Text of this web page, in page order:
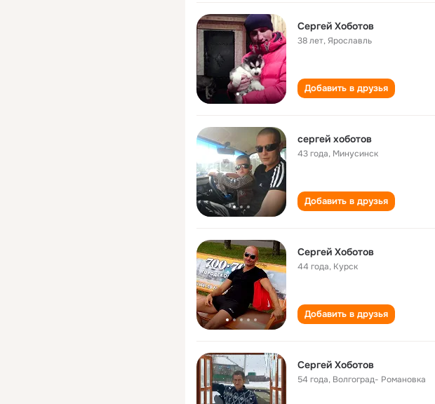
Сергей Хоботов
38 лет,Ярославль
Добавить в друзья
сергей хоботов
43 года, Минусинск
Добавить в друзья
Сергей Хоботов
44 года, Курск
Добавить в друзья
Сeргeй Хоботов
54 года, Волгогрaд- Ромaновкa